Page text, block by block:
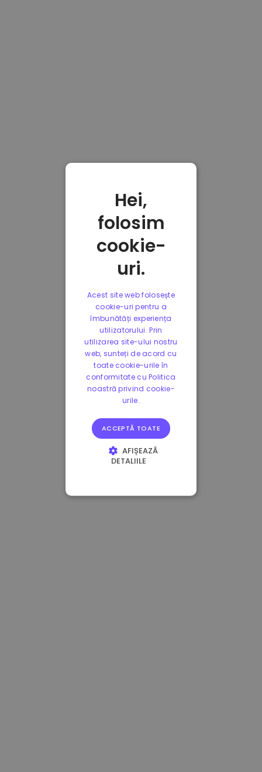
Hei,
folosim
cookie-
uri.
Acest site web folosește
cookie-uri pentru a
îmbunătăți experiența
utilizatorului. Prin
utilizarea site-ului nostru
web, sunteți de acord cu
toate cookie-urile în
conformitate cu Politica
noastră privind cookie-
urile.
ACCEPTĂ TOATE
AFIȘEAZĂ
DETALIILE